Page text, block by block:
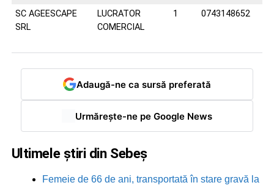
SC AGEESCAPE
SRL
LUCRATOR
COMERCIAL
1 0743148652
Adaugă-ne ca sursă preferată
Urmărește-ne pe Google News
Ultimele știri din Sebeș
Femeie de 66 de ani, transportată în stare gravă la